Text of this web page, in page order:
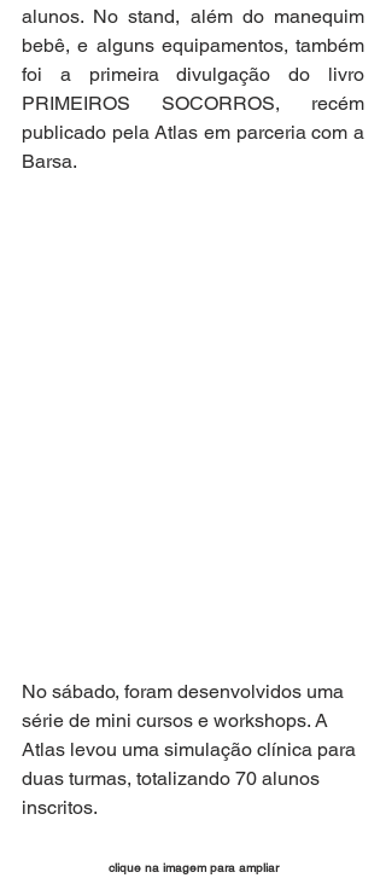
alunos. No stand, além do manequim
bebê, e alguns equipamentos, também
foi a primeira divulgação do livro
PRIMEIROS SOCORROS, recém
publicado pela Atlas em parceria com a
Barsa.
No sábado, foram desenvolvidos uma
série de mini cursos e workshops. A
Atlas levou uma simulação clínica para
duas turmas, totalizando 70 alunos
inscritos.
clique na imagem para ampliar